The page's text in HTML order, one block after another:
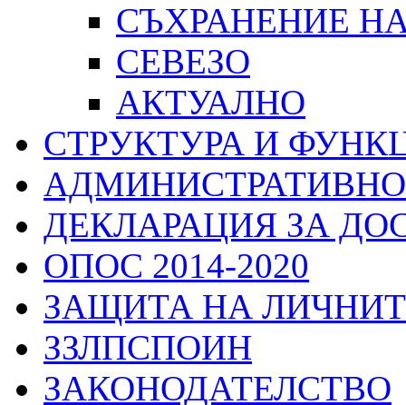
СЪХРАНЕНИЕ
СЕВЕЗО
АКТУАЛНО
СТРУКТУРА И
ДЕКЛАРАЦИЯ ЗА
ОПОС 2014-2020
ЗАЩИТА НА
ЗЗЛПСПОИН
ЗАКОНОДАТЕЛСТВО